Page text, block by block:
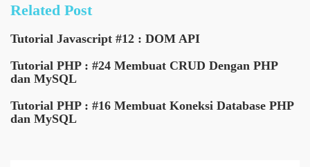
Related Post
Tutorial Javascript #12 : DOM API
Tutorial PHP : #24 Membuat CRUD Dengan PHP
dan MySQL
Tutorial PHP : #16 Membuat Koneksi Database PHP
dan MySQL